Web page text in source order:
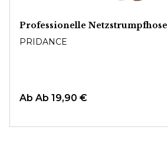
Professionelle Netzstrumpfhose
PRIDANCE
Ab Ab 19,90 €